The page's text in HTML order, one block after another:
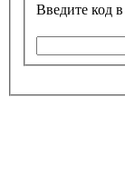
Введите код